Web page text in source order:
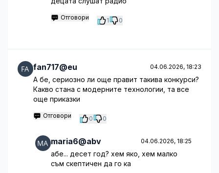
Отговори 1 0
fan717@eu 04.06.2026, 18:23
А бе, сериозно ли още правит такива конкурси?
Какво стана с модерните технологии, та все
още приказки
Отговори 0 0
maria6@abv 04.06.2026, 18:25
абе... десет год? хем яко, хем малко
съм скептичен да го ка